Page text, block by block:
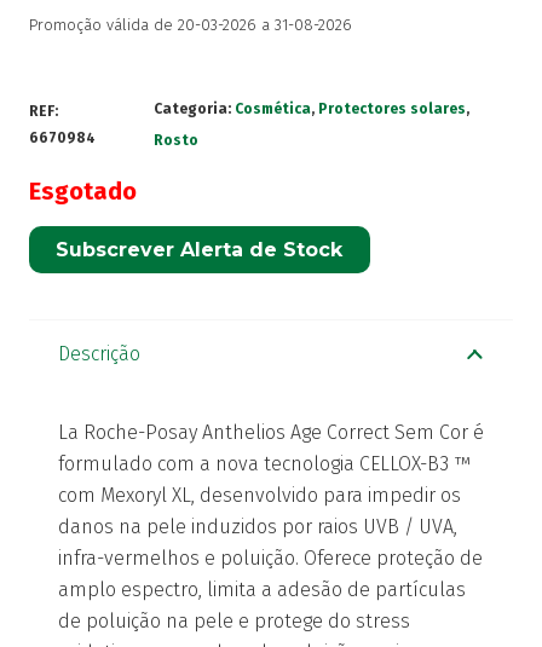
Promoção válida de 20-03-2026 a 31-08-2026
REF:
6670984
Categoria: Cosmética, Protectores solares,
Rosto
Esgotado
Subscrever Alerta de Stock
Descrição
La Roche-Posay Anthelios Age Correct Sem Cor é
formulado com a nova tecnologia CELLOX-B3 ™
com Mexoryl XL, desenvolvido para impedir os
danos na pele induzidos por raios UVB / UVA,
infra-vermelhos e poluição. Oferece proteção de
amplo espectro, limita a adesão de partículas
de poluição na pele e protege do stress